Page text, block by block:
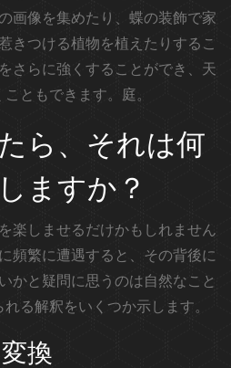
画像を集めたり、蝶の装飾で家
きつける植物を植えたりするこ
さらに強くすることができ、天
ともできます。庭。
ら、それは何
ますか？
楽しませるだけかもしれません
頻繁に遭遇すると、その背後に
かと疑問に思うのは自然なこと
る解釈をいくつか示します。
変換